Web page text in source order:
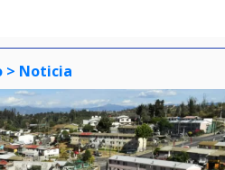
> Noticia